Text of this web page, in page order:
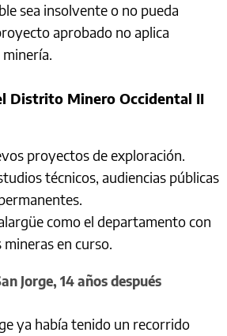
sea insolvente o no pueda
aprobado no aplica
Distrito Minero Occidental II
proyectos de exploración.
técnicos, audiencias públicas
como el departamento con
en curso.
Jorge, 14 años después
ya había tenido un recorrido